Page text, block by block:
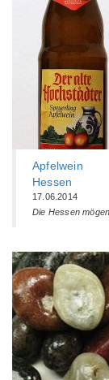
Apfelwein
Hessen
17.06.2014
Die Hessen